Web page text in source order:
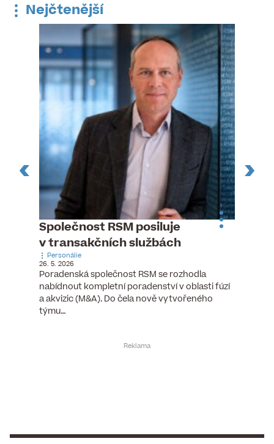
Nejčtenější
Společnost RSM posiluje
v transakčních službách
Personálie
26. 5. 2026
Poradenská společnost RSM se rozhodla
nabídnout kompletní poradenství v oblasti fúzí
a akvizic (M&A). Do čela nově vytvořeného
týmu…